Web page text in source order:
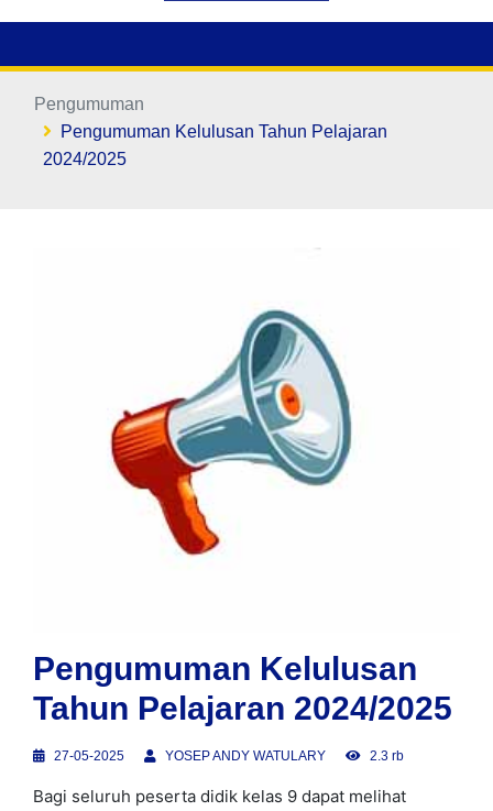
Pengumuman
Pengumuman Kelulusan Tahun Pelajaran
2024/2025
Pengumuman Kelulusan
Tahun Pelajaran 2024/2025
27-05-2025 YOSEP ANDY WATULARY 2.3 rb
Bagi seluruh peserta didik kelas 9 dapat melihat